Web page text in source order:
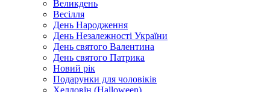
Великдень
Весілля
День Народження
День Незалежності України
День святого Валентина
День святого Патрика
Новий рік
Подарунки для чоловіків
Хелловін (Halloween)